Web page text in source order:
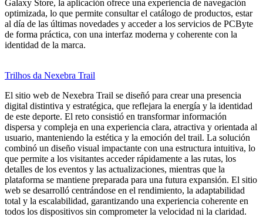
Galaxy Store, la aplicación ofrece una experiencia de navegación
optimizada, lo que permite consultar el catálogo de productos, estar
al día de las últimas novedades y acceder a los servicios de PCByte
de forma práctica, con una interfaz moderna y coherente con la
identidad de la marca.
Trilhos da Nexebra Trail
El sitio web de Nexebra Trail se diseñó para crear una presencia
digital distintiva y estratégica, que reflejara la energía y la identidad
de este deporte. El reto consistió en transformar información
dispersa y compleja en una experiencia clara, atractiva y orientada al
usuario, manteniendo la estética y la emoción del trail. La solución
combinó un diseño visual impactante con una estructura intuitiva, lo
que permite a los visitantes acceder rápidamente a las rutas, los
detalles de los eventos y las actualizaciones, mientras que la
plataforma se mantiene preparada para una futura expansión. El sitio
web se desarrolló centrándose en el rendimiento, la adaptabilidad
total y la escalabilidad, garantizando una experiencia coherente en
todos los dispositivos sin comprometer la velocidad ni la claridad.